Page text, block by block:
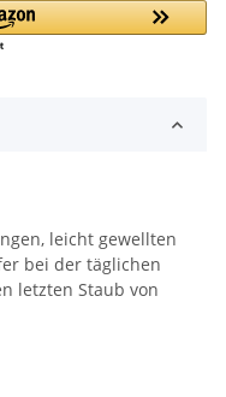
leicht gewellten
bei der täglichen
letzten Staub von